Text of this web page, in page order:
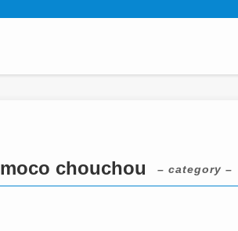
moco chouchou – category –